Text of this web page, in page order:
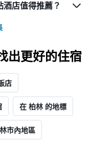
店值得推薦？
出更好的住宿
店
在 柏林 的地標
市內地區